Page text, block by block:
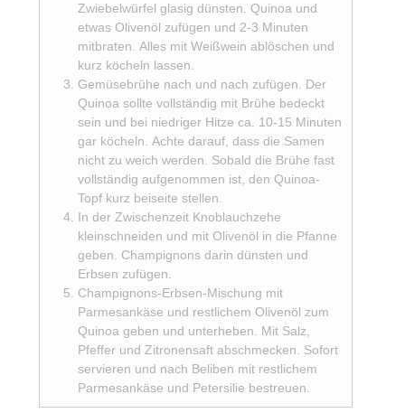
Zwiebelwürfel glasig dünsten. Quinoa und
etwas Olivenöl zufügen und 2-3 Minuten
mitbraten. Alles mit Weißwein ablöschen und
kurz köcheln lassen.
Gemüsebrühe nach und nach zufügen. Der
Quinoa sollte vollständig mit Brühe bedeckt
sein und bei niedriger Hitze ca. 10-15 Minuten
gar köcheln. Achte darauf, dass die Samen
nicht zu weich werden. Sobald die Brühe fast
vollständig aufgenommen ist, den Quinoa-
Topf kurz beiseite stellen.
In der Zwischenzeit Knoblauchzehe
kleinschneiden und mit Olivenöl in die Pfanne
geben. Champignons darin dünsten und
Erbsen zufügen.
Champignons-Erbsen-Mischung mit
Parmesankäse und restlichem Olivenöl zum
Quinoa geben und unterheben. Mit Salz,
Pfeffer und Zitronensaft abschmecken. Sofort
servieren und nach Beliben mit restlichem
Parmesankäse und Petersilie bestreuen.